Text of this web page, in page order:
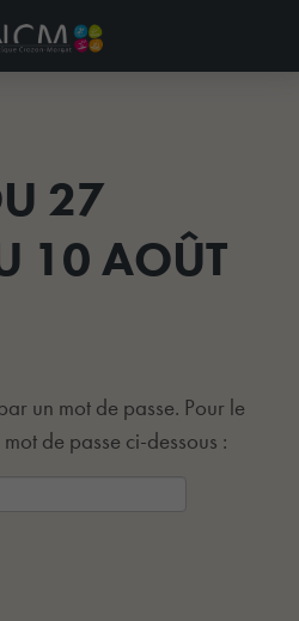
27
10 AOÛT
un mot de passe. Pour le
de passe ci-dessous :